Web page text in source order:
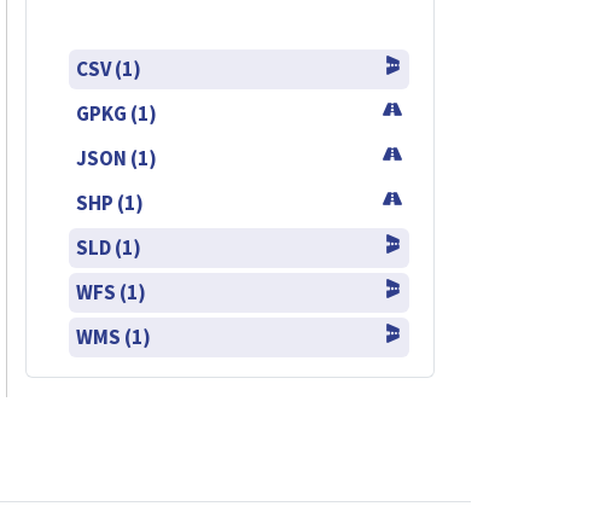
CSV (1)
GPKG (1)
JSON (1)
SHP (1)
SLD (1)
WFS (1)
WMS (1)